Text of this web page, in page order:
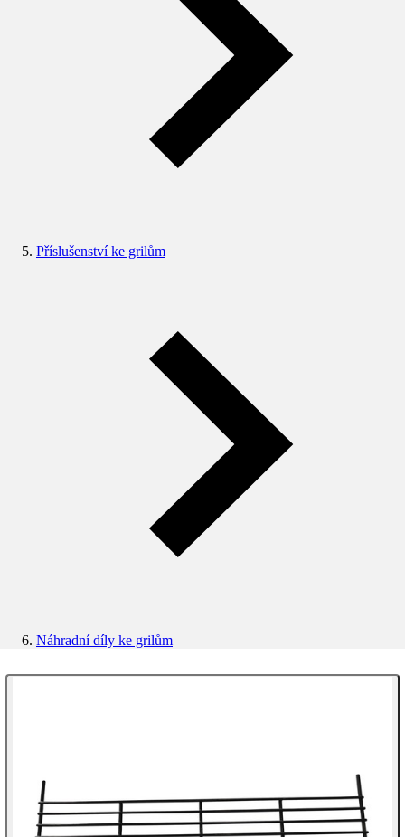
Příslušenství ke grilům
Náhradní díly ke grilům